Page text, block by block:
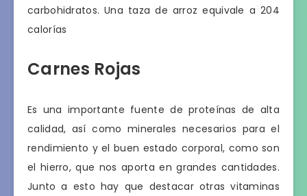
carbohidratos. Una taza de arroz equivale a 204
calorías
Carnes Rojas
Es una importante fuente de proteínas de alta
calidad, así como minerales necesarios para el
rendimiento y el buen estado corporal, como son
el hierro, que nos aporta en grandes cantidades.
Junto a esto hay que destacar otras vitaminas